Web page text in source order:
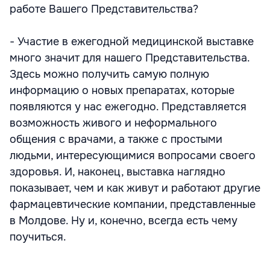
работе Вашего Представительства?
- Участие в ежегодной медицинской выставке
много значит для нашего Представительства.
Здесь можно получить самую полную
информацию о новых препаратах, которые
появляются у нас ежегодно. Представляется
возможность живого и неформального
общения с врачами, а также с простыми
людьми, интересующимися вопросами своего
здоровья. И, наконец, выставка наглядно
показывает, чем и как живут и работают другие
фармацевтические компании, представленные
в Молдове. Ну и, конечно, всегда есть чему
поучиться.